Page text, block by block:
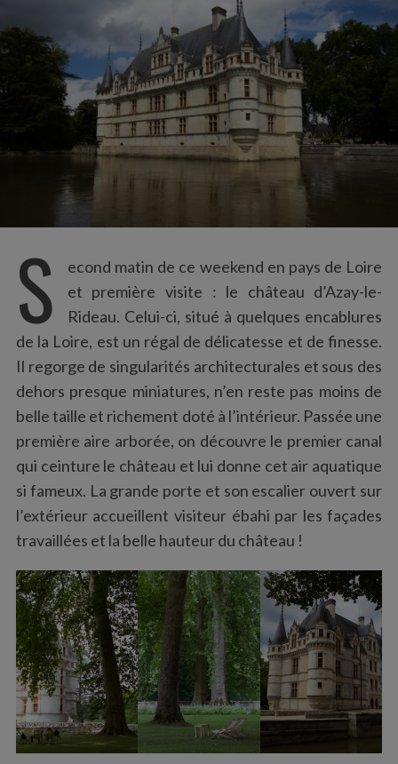
S
econd matin de ce weekend en pays de Loire
et première visite : le château d’Azay-le-
Rideau. Celui-ci, situé à quelques encablures
de la Loire, est un régal de délicatesse et de finesse.
Il regorge de singularités architecturales et sous des
dehors presque miniatures, n’en reste pas moins de
belle taille et richement doté à l’intérieur. Passée une
première aire arborée, on découvre le premier canal
qui ceinture le château et lui donne cet air aquatique
si fameux. La grande porte et son escalier ouvert sur
l’extérieur accueillent visiteur ébahi par les façades
travaillées et la belle hauteur du château !